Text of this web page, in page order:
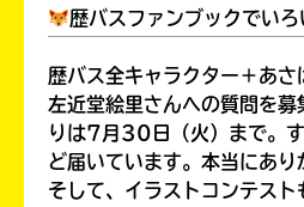
歴バスファンブックでいろ
歴バス全キャラクター＋あさ
左近堂絵里さんへの質問を
りは7月30日（火）まで。
ど届いています。本当にあり
そして、イラストコンテス